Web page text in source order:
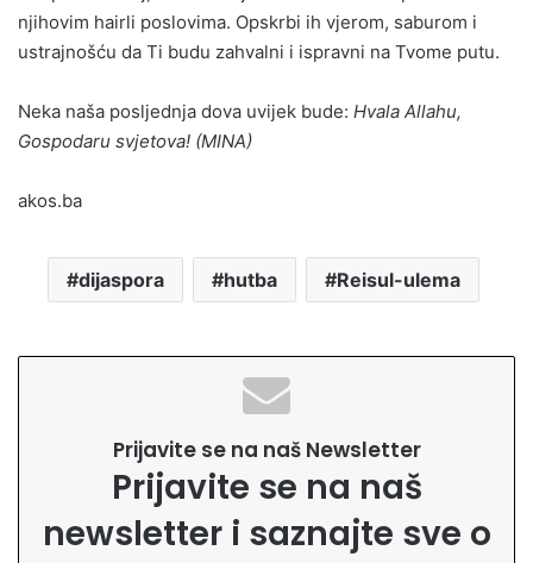
njihovim hairli poslovima. Opskrbi ih vjerom, saburom i
ustrajnošću da Ti budu zahvalni i ispravni na Tvome putu.
Neka naša posljednja dova uvijek bude: Hvala Allahu,
Gospodaru svjetova! (MINA)
akos.ba
dijaspora hutba Reisul-ulema
Prijavite se na naš Newsletter
Prijavite se na naš
newsletter i saznajte sve o